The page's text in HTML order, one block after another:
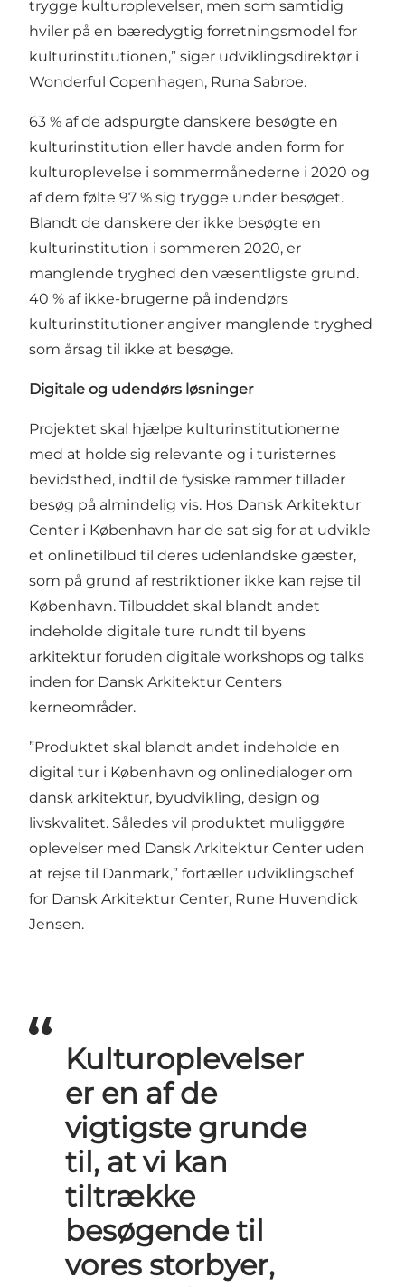
trygge kulturoplevelser, men som samtidig
hviler på en bæredygtig forretningsmodel for
kulturinstitutionen,” siger udviklingsdirektør i
Wonderful Copenhagen, Runa Sabroe.
63 % af de adspurgte danskere besøgte en
kulturinstitution eller havde anden form for
kulturoplevelse i sommermånederne i 2020 og
af dem følte 97 % sig trygge under besøget.
Blandt de danskere der ikke besøgte en
kulturinstitution i sommeren 2020, er
manglende tryghed den væsentligste grund.
40 % af ikke-brugerne på indendørs
kulturinstitutioner angiver manglende tryghed
som årsag til ikke at besøge.
Digitale og udendørs løsninger
Projektet skal hjælpe kulturinstitutionerne
med at holde sig relevante og i turisternes
bevidsthed, indtil de fysiske rammer tillader
besøg på almindelig vis. Hos Dansk Arkitektur
Center i København har de sat sig for at udvikle
et onlinetilbud til deres udenlandske gæster,
som på grund af restriktioner ikke kan rejse til
København. Tilbuddet skal blandt andet
indeholde digitale ture rundt til byens
arkitektur foruden digitale workshops og talks
inden for Dansk Arkitektur Centers
kerneområder.
”Produktet skal blandt andet indeholde en
digital tur i København og onlinedialoger om
dansk arkitektur, byudvikling, design og
livskvalitet. Således vil produktet muliggøre
oplevelser med Dansk Arkitektur Center uden
at rejse til Danmark,” fortæller udviklingschef
for Dansk Arkitektur Center, Rune Huvendick
Jensen.
Kulturoplevelser
er en af de
vigtigste grunde
til, at vi kan
tiltrække
besøgende til
vores storbyer,